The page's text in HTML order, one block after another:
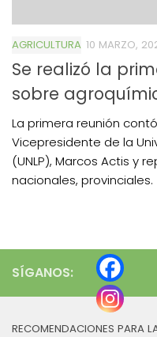
AGRICULTURA 10 MARZO,
Se realizó la
sobre
La primera reunión
Vicepresidente de la
(UNLP), Marcos Actis y
nacionales, provinciales.
SÍGANOS:
RECOMENDACIONES PARA